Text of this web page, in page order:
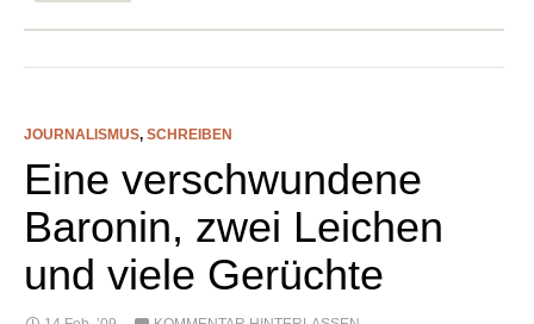
JOURNALISMUS, SCHREIBEN
Eine verschwundene
Baronin, zwei Leichen
und viele Gerüchte